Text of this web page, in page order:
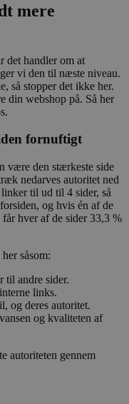
mere
det handler om at
vi den til næste niveau.
så stopper det ikke her.
din webshop på. Så her
fornuftigt
være den stærkeste side
nedarves autoritet ned
til ud til 4 sider, så
og hvis én af de
hver af de sider 33,3 %
såsom:
til andre sider.
links.
og deres autoritet.
og kvaliteten af
autoriteten gennem